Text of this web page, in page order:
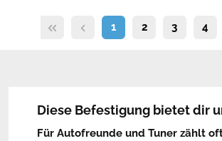
1 2 3 4
Diese Befestigung bietet dir
Für Autofreunde und Tuner zählt